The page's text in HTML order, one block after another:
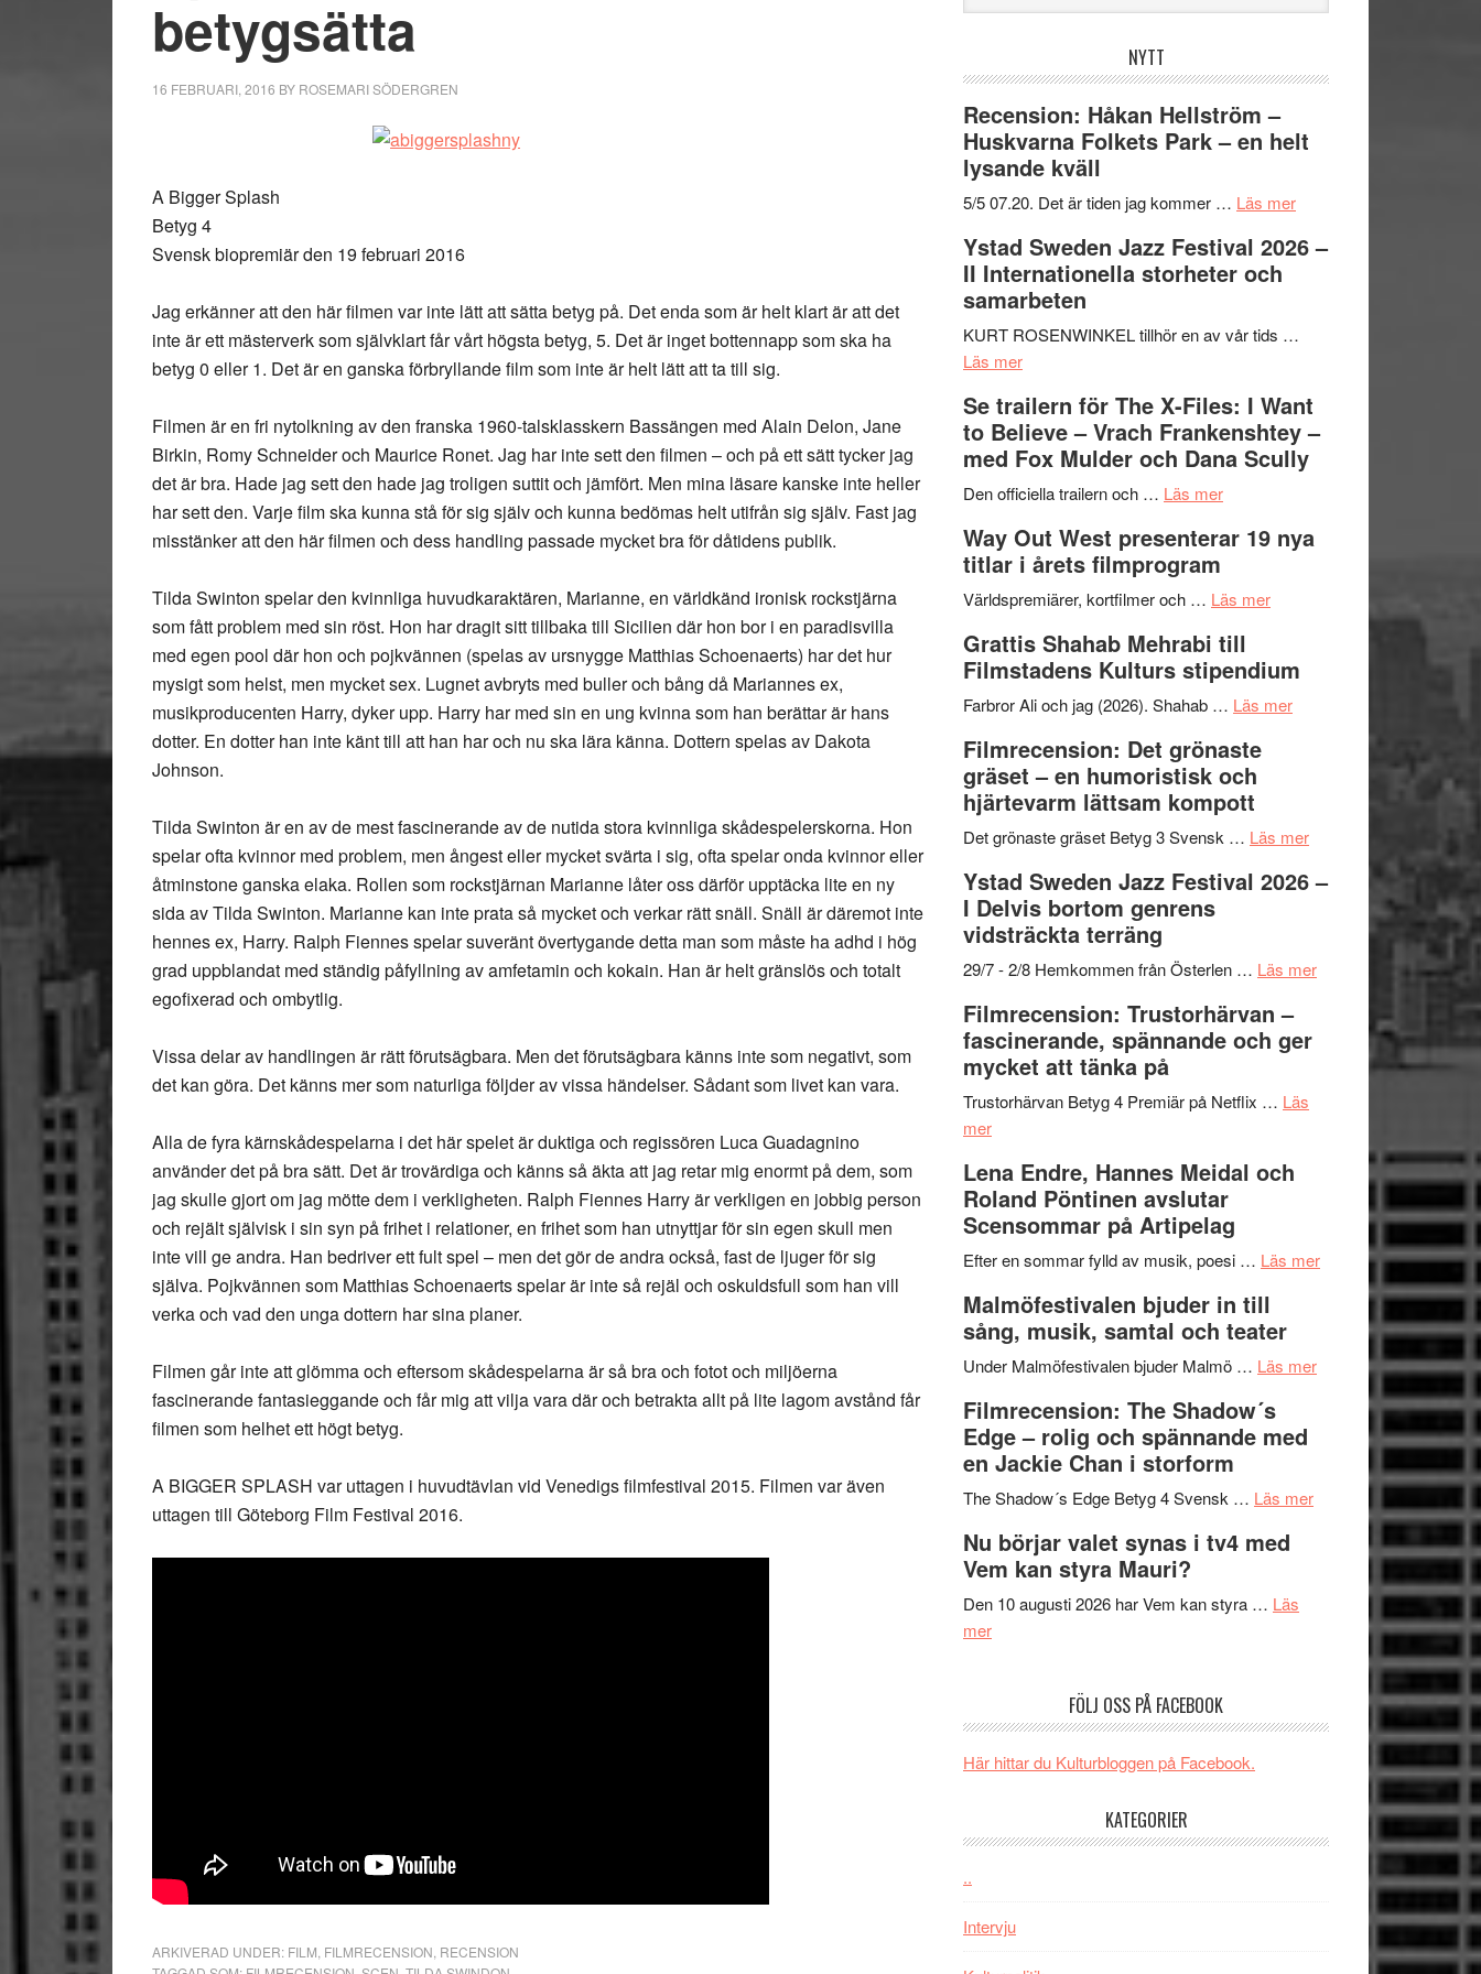
betygsätta
16 FEBRUARI, 2016 BY ROSEMARI SÖDERGREN
A Bigger Splash
Betyg 4
Svensk biopremiär den 19 februari 2016
Jag erkänner att den här filmen var inte lätt att sätta betyg på. Det enda som är helt klart är att det
inte är ett mästerverk som självklart får vårt högsta betyg, 5. Det är inget bottennapp som ska ha
betyg 0 eller 1. Det är en ganska förbryllande film som inte är helt lätt att ta till sig.
Filmen är en fri nytolkning av den franska 1960-talsklasskern Bassängen med Alain Delon, Jane
Birkin, Romy Schneider och Maurice Ronet. Jag har inte sett den filmen – och på ett sätt tycker jag
det är bra. Hade jag sett den hade jag troligen suttit och jämfört. Men mina läsare kanske inte heller
har sett den. Varje film ska kunna stå för sig själv och kunna bedömas helt utifrån sig själv. Fast jag
misstänker att den här filmen och dess handling passade mycket bra för dåtidens publik.
Tilda Swinton spelar den kvinnliga huvudkaraktären, Marianne, en världkänd ironisk rockstjärna
som fått problem med sin röst. Hon har dragit sitt tillbaka till Sicilien där hon bor i en paradisvilla
med egen pool där hon och pojkvännen (spelas av ursnygge Matthias Schoenaerts) har det hur
mysigt som helst, men mycket sex. Lugnet avbryts med buller och bång då Mariannes ex,
musikproducenten Harry, dyker upp. Harry har med sin en ung kvinna som han berättar är hans
dotter. En dotter han inte känt till att han har och nu ska lära känna. Dottern spelas av Dakota
Johnson.
Tilda Swinton är en av de mest fascinerande av de nutida stora kvinnliga skådespelerskorna. Hon
spelar ofta kvinnor med problem, men ångest eller mycket svärta i sig, ofta spelar onda kvinnor eller
åtminstone ganska elaka. Rollen som rockstjärnan Marianne låter oss därför upptäcka lite en ny
sida av Tilda Swinton. Marianne kan inte prata så mycket och verkar rätt snäll. Snäll är däremot inte
hennes ex, Harry. Ralph Fiennes spelar suveränt övertygande detta man som måste ha adhd i hög
grad uppblandat med ständig påfyllning av amfetamin och kokain. Han är helt gränslös och totalt
egofixerad och ombytlig.
Vissa delar av handlingen är rätt förutsägbara. Men det förutsägbara känns inte som negativt, som
det kan göra. Det känns mer som naturliga följder av vissa händelser. Sådant som livet kan vara.
Alla de fyra kärnskådespelarna i det här spelet är duktiga och regissören Luca Guadagnino
använder det på bra sätt. Det är trovärdiga och känns så äkta att jag retar mig enormt på dem, som
jag skulle gjort om jag mötte dem i verkligheten. Ralph Fiennes Harry är verkligen en jobbig person
och rejält självisk i sin syn på frihet i relationer, en frihet som han utnyttjar för sin egen skull men
inte vill ge andra. Han bedriver ett fult spel – men det gör de andra också, fast de ljuger för sig
själva. Pojkvännen som Matthias Schoenaerts spelar är inte så rejäl och oskuldsfull som han vill
verka och vad den unga dottern har sina planer.
Filmen går inte att glömma och eftersom skådespelarna är så bra och fotot och miljöerna
fascinerande fantasieggande och får mig att vilja vara där och betrakta allt på lite lagom avstånd får
filmen som helhet ett högt betyg.
A BIGGER SPLASH var uttagen i huvudtävlan vid Venedigs filmfestival 2015. Filmen var även
uttagen till Göteborg Film Festival 2016.
ARKIVERAD UNDER: FILM FILMRECENSION RECENSION
webbplatsen
NYTT
Recension: Håkan Hellström –
Huskvarna Folkets Park – en helt
lysande kväll
5/5 07.20. Det är tiden jag kommer … Läs merom
Håkan
–
en
helt
Ystad Sweden Jazz Festival 2026 –
II Internationella storheter och
samarbeten
KURT ROSENWINKEL tillhör en av vår tids …
Läs merom
Sweden
Jazz
Festival
2026
II
Internationella
storheter
samarbeten
Se trailern för The X-Files: I Want
to Believe – Vrach Frankenshtey –
med Fox Mulder och Dana Scully
Den officiella trailern och … Läs merom
trailern
The
Files:
I
Want
Believe
–
Vrach
Frankenshtey
med
och
Scully
Way Out West presenterar 19 nya
titlar i årets filmprogram
Världspremiärer, kortfilmer och … Läs merom
West
presenterar
årets
Grattis Shahab Mehrabi till
Filmstadens Kulturs stipendium
Farbror Ali och jag (2026). Shahab … Läs merom
Filmstadens
stipendium
Filmrecension: Det grönaste
gräset – en humoristisk och
hjärtevarm lättsam kompott
Det grönaste gräset Betyg 3 Svensk … Läs merom
Filmrecension:
Det
–
humoristisk
och
hjärtevarm
Ystad Sweden Jazz Festival 2026 –
I Delvis bortom genrens
vidsträckta terräng
29/7 - 2/8 Hemkommen från Österlen … Läs merom
Festival
genrens
vidsträckta
Filmrecension: Trustorhärvan –
fascinerande, spännande och ger
mycket att tänka på
Trustorhärvan Betyg 4 Premiär på Netflix … Läs
merom
Trustorhärvan
–
fascinerande,
spännande
ger
mycket
att
på
Lena Endre, Hannes Meidal och
Roland Pöntinen avslutar
Scensommar på Artipelag
Efter en sommar fylld av musik, poesi … Läs merom
Hannes
Roland
Pöntinen
avslutar
Artipelag
Malmöfestivalen bjuder in till
sång, musik, samtal och teater
Under Malmöfestivalen bjuder Malmö … Läs merom
Malmöfestivalen
Filmrecension: The Shadow´s
Edge – rolig och spännande med
en Jackie Chan i storform
The Shadow´s Edge Betyg 4 Svensk … Läs merom
Filmrecension:
Shadow
spännande
Chan
storform
Nu börjar valet synas i tv4 med
Vem kan styra Mauri?
Den 10 augusti 2026 har Vem kan styra … Läs
merom
synas
Vem
Mauri?
FÖLJ OSS PÅ FACEBOOK
Här hittar du Kulturbloggen på Facebook.
KATEGORIER
..
Intervju